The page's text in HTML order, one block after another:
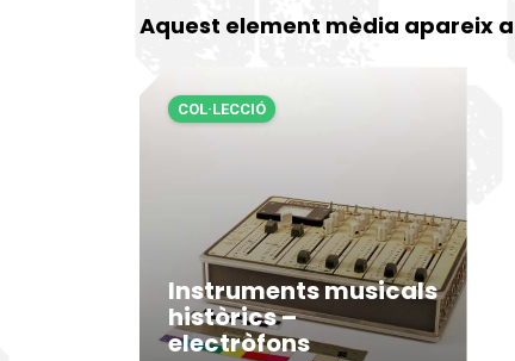
Aquest element mèdia apareix a
Instruments musicals
històrics –
electròfons
COL·LECCIÓ